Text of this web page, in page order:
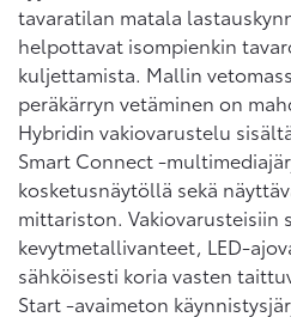
tavaratilan matala
helpottavat isompienkin
kuljettamista. Mallin
peräkärryn vetäminen on
Hybridin vakiovarustelu
Smart Connect -
kosketusnäytöllä sekä
mittariston. Vakiovarusteisiin
kevytmetallivanteet, LED-
sähköisesti koria vasten
Start -avaimeton